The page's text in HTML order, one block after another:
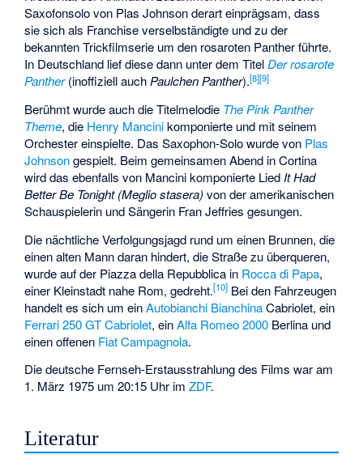
Saxofonsolo von Plas Johnson derart einprägsam, dass
sie sich als Franchise verselbständigte und zu der
bekannten Trickfilmserie um den rosaroten Panther führte.
In Deutschland lief diese dann unter dem TitelDer rosarote
Panther(inoffiziell auchPaulchen Panther).[8][9]
Berühmt wurde auch die Titelmelodie The Pink Panther
Theme, die Henry Mancinikomponierte und mit seinem
Orchester einspielte. Das Saxophon-Solo wurde von Plas
Johnsongespielt. Beim gemeinsamen Abend in Cortina
wird das ebenfalls von Mancini komponierte Lied It Had
Better Be Tonight (Meglio stasera)von der amerikanischen
Schauspielerin und Sängerin Fran Jeffries gesungen.
Die nächtliche Verfolgungsjagd rund um einen Brunnen, die
einen alten Mann daran hindert, die Straße zu überqueren,
wurde auf der Piazza della Repubblica in Rocca di Papa,
einer Kleinstadt nahe Rom, gedreht.[10] Bei den Fahrzeugen
handelt es sich um einAutobianchi BianchinaCabriolet, ein
Ferrari 250 GT Cabriolet, einAlfa Romeo 2000 Berlina und
einen offenen Fiat Campagnola.
Die deutsche Fernseh-Erstausstrahlung des Films war am
1. März 1975 um 20:15 Uhr imZDF.
Literatur